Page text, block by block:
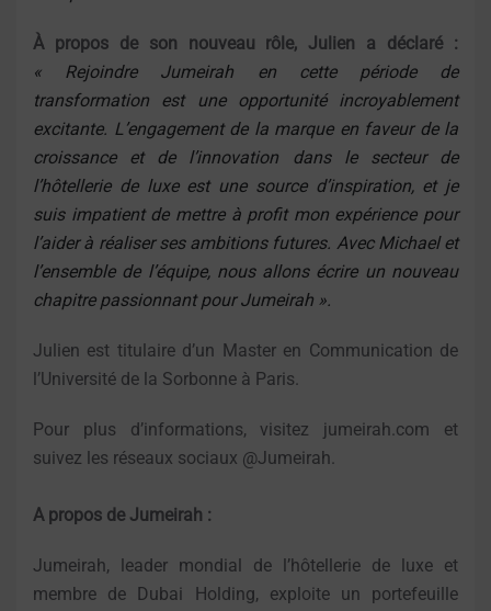
À propos de son nouveau rôle, Julien a déclaré :
« Rejoindre Jumeirah en cette période de
transformation est une opportunité incroyablement
excitante. L’engagement de la marque en faveur de la
croissance et de l’innovation dans le secteur de
l’hôtellerie de luxe est une source d’inspiration, et je
suis impatient de mettre à profit mon expérience pour
l’aider à réaliser ses ambitions futures. Avec Michael et
l’ensemble de l’équipe, nous allons écrire un nouveau
chapitre passionnant pour Jumeirah ».
Julien est titulaire d’un Master en Communication de
l’Université de la Sorbonne à Paris.
Pour plus d’informations, visitez jumeirah.com et
suivez les réseaux sociaux @Jumeirah.
A propos de Jumeirah :
Jumeirah, leader mondial de l’hôtellerie de luxe et
membre de Dubai Holding, exploite un portefeuille